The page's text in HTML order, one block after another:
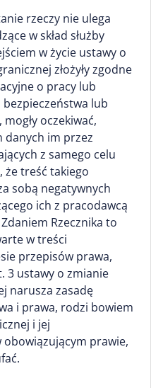
rzeczy nie ulega
w skład służby
w życie ustawy o
złożyły zgodne
o pracy lub
bezpieczeństwa lub
oczekiwać,
danych im przez
z samego celu
że treść takiego
sobą negatywnych
ich z pracodawcą
Rzecznika to
w treści
przepisów prawa,
3 ustawy o zmianie
narusza zasadę
i prawa, rodzi bowiem
i jej
prawie,